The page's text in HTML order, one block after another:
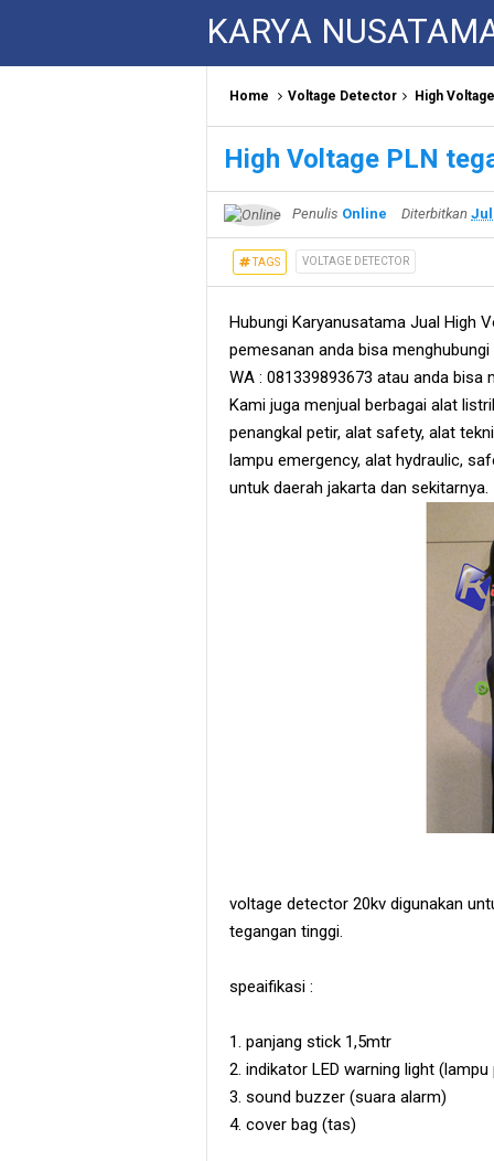
KARYA
Home Voltage Detector High
High Voltage PLN
Penulis Online Diterbitkan
TAGS VOLTAGE DETECTOR
Hubungi Karyanusatama Jual High
pemesanan anda bisa
WA : 081339893673 atau anda bisa
Kami juga menjual berbagai alat
penangkal petir, alat safety, alat
lampu emergency, alat hydraulic,
untuk daerah jakarta dan sekitarnya.
voltage detector 20kv digunakan
tegangan tinggi.
speaifikasi :
1. panjang stick 1,5mtr
2. indikator LED warning light (lampu
3. sound buzzer (suara alarm)
4. cover bag (tas)